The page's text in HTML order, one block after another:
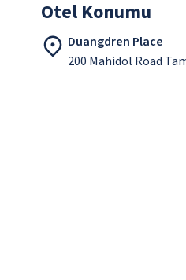
Otel Konumu
Duangdren Place
200 Mahidol Road